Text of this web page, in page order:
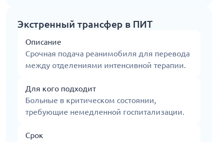
Экстренный трансфер в ПИТ
Описание
Срочная подача реанимобиля для перевода
между отделениями интенсивной терапии.
Для кого подходит
Больные в критическом состоянии,
требующие немедленной госпитализации.
Срок